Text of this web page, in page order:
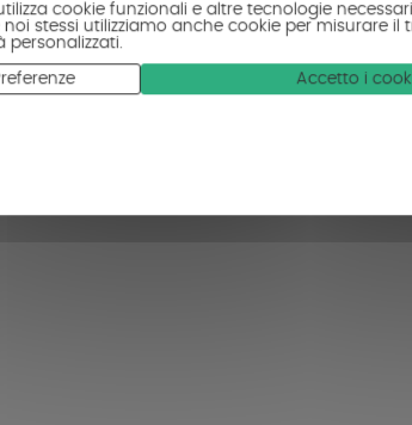
cookie funzionali e altre tecnologie
noi stessi utilizziamo anche cookie per misurare
personalizzati.
Accetto i